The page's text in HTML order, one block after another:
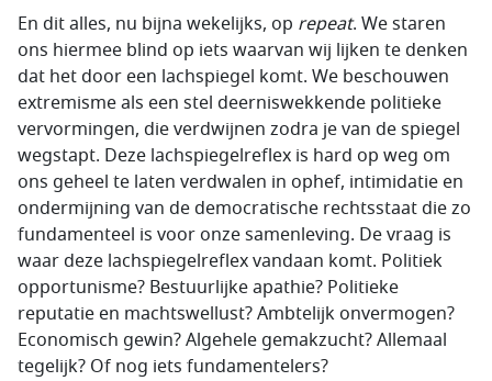
En dit alles, nu bijna wekelijks, op repeat. We staren
ons hiermee blind op iets waarvan wij lijken te denken
dat het door een lachspiegel komt. We beschouwen
extremisme als een stel deerniswekkende politieke
vervormingen, die verdwijnen zodra je van de spiegel
wegstapt. Deze lachspiegelreflex is hard op weg om
ons geheel te laten verdwalen in ophef, intimidatie en
ondermijning van de democratische rechtsstaat die zo
fundamenteel is voor onze samenleving. De vraag is
waar deze lachspiegelreflex vandaan komt. Politiek
opportunisme? Bestuurlijke apathie? Politieke
reputatie en machtswellust? Ambtelijk onvermogen?
Economisch gewin? Algehele gemakzucht? Allemaal
tegelijk? Of nog iets fundamentelers?